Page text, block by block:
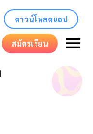
ดาวน์โหลดแอป
สมัครเรียน